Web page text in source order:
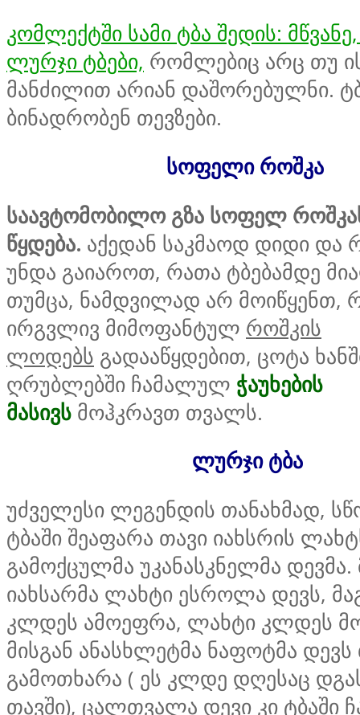
კომლექტში სამი ტბა შედის:
ლურჯი ტბები, რომლებიც არც თუ
მანძილით არიან დაშორებულნი.
ბინადრობენ თევზები.
სოფელი როშკა
საავტომობილო გზა სოფელ
წყდება. აქედან საკმაოდ დიდი და
უნდა გაიაროთ, რათა ტბებამდე
თუმცა, ნამდვილად არ მოიწყენთ,
ირგვლივ მიმოფანტულ როშკის
ლოდებს გადააწყდებით, ცოტა
ღრუბლებში ჩამალულ ჭაუხების
მასივს მოჰკრავთ თვალს.
ლურჯი ტბა
უძველესი ლეგენდის თანახმად,
ტბაში შეაფარა თავი იახსრის
გამოქცულმა უკანასკნელმა დევმა.
იახსარმა ლახტი ესროლა დევს,
კლდეს ამოეფრა, ლახტი კლდეს
მისგან ანასხლეტმა ნაფოტმა
გამოთხარა ( ეს კლდე დღესაც
თავში), ცალთვალა დევი კი ტბაში